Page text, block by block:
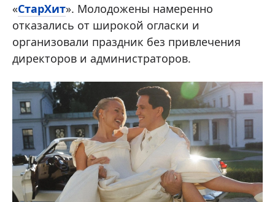
«СтарХит». Молодожены намеренно
отказались от широкой огласки и
организовали праздник без привлечения
директоров и администраторов.